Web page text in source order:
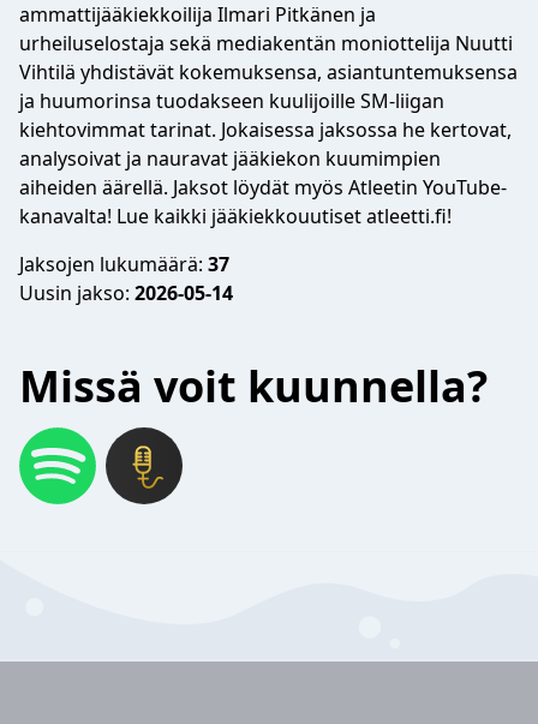
ammattijääkiekkoilija Ilmari Pitkänen ja
urheiluselostaja sekä mediakentän moniottelija Nuutti
Vihtilä yhdistävät kokemuksensa, asiantuntemuksensa
ja huumorinsa tuodakseen kuulijoille SM-liigan
kiehtovimmat tarinat. Jokaisessa jaksossa he kertovat,
analysoivat ja nauravat jääkiekon kuumimpien
aiheiden äärellä. Jaksot löydät myös Atleetin YouTube-
kanavalta! Lue kaikki jääkiekkouutiset atleetti.fi!
Jaksojen lukumäärä: 37
Uusin jakso: 2026-05-14
Missä voit kuunnella?